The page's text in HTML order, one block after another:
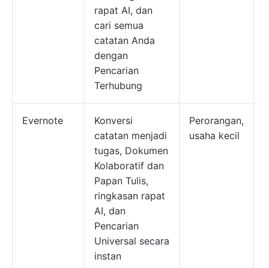
rapat AI, dan
cari semua
catatan Anda
dengan
Pencarian
Terhubung
Evernote
Konversi
catatan menjadi
tugas, Dokumen
Kolaboratif dan
Papan Tulis,
ringkasan rapat
AI, dan
Pencarian
Universal secara
instan
Perorangan,
usaha kecil